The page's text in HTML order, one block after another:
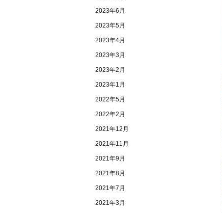
2023年6月
2023年5月
2023年4月
2023年3月
2023年2月
2023年1月
2022年5月
2022年2月
2021年12月
2021年11月
2021年9月
2021年8月
2021年7月
2021年3月